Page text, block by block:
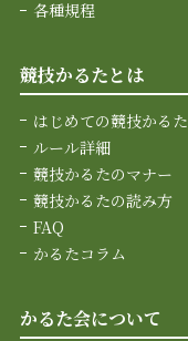
各種規程
競技かるたとは
はじめての競技かるた
ルール詳細
競技かるたのマナー
競技かるたの読み方
FAQ
かるたコラム
かるた会について